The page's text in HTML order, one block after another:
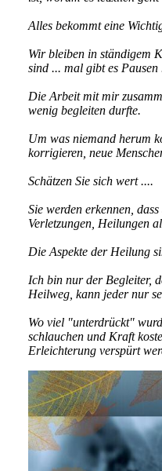
Alles bekommt eine
Wir bleiben in ständigem
sind ... mal gibt es
Die Arbeit mit mir
wenig begleiten durfte.
Um was niemand herum
korrigieren, neue
Schätzen Sie sich wert ....
Sie werden erkennen,
Verletzungen, Heilungen
Die Aspekte der Heilung
Ich bin nur der Begleiter,
Heilweg, kann jeder nur
Wo viel "unterdrückt"
schlauchen und Kraft
Erleichterung verspürt